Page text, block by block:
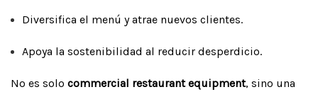
Diversifica el menú y atrae nuevos clientes.
Apoya la sostenibilidad al reducir desperdicio.
No es solo commercial restaurant equipment, sino una